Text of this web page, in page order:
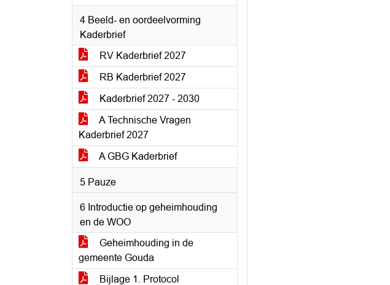
4 Beeld- en oordeelvorming
Kaderbrief
RV Kaderbrief 2027
RB Kaderbrief 2027
Kaderbrief 2027 - 2030
A Technische Vragen
Kaderbrief 2027
A GBG Kaderbrief
5 Pauze
6 Introductie op geheimhouding
en de WOO
Geheimhouding in de
gemeente Gouda
Bijlage 1. Protocol